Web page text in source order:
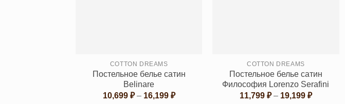
странице
товара.
COTTON DREAMS
Постельное белье сатин
Belinare
10,699 ₽ – 16,199 ₽Диапазон
COTTON DREAMS
Постельное белье сатин
Философия Lorenzo Serafini
11,799 ₽ – 19,199 ₽Диапазон